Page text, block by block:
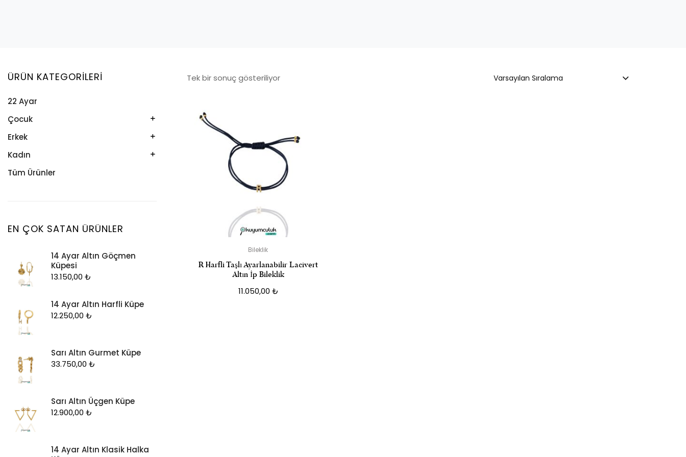
Tek bir sonuç gösteriliyor Varsayılan Sıralama
Bileklik
R Harfli Taşlı Ayarlanabilir Lacivert
Altın İp Bileklik
11.050,00 ₺
ÜRÜN KATEGORILERI
22 Ayar
Çocuk
Kelepçe
Kolye
Künye
Erkek
Kelepçe
Künye
Kadın
Bileklik
Küpe
Piercing
Şahmeran
Yüzük
Tüm Ürünler
EN ÇOK SATAN ÜRÜNLER
14 Ayar Altın Göçmen
Küpesi
13.150,00 ₺
14 Ayar Altın Harfli Küpe
12.250,00 ₺
Sarı Altın Gurmet Küpe
33.750,00 ₺
Sarı Altın Üçgen Küpe
12.900,00 ₺
14 Ayar Altın Klasik Halka